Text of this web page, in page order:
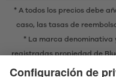
* A todos los precios debe
caso, las tasas de
* La marca denominativa
registradas propiedad de
marcas por parte de